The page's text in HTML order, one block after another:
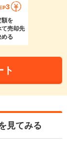
3
額を
て売却先
める
ト
見てみる